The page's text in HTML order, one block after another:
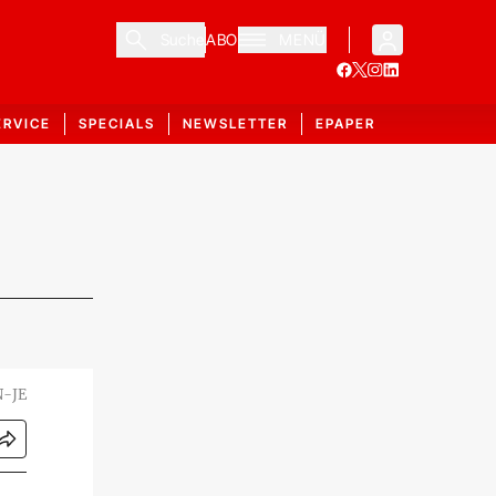
ABO
SPECIALS NEWSLETTER EPAPER
JE